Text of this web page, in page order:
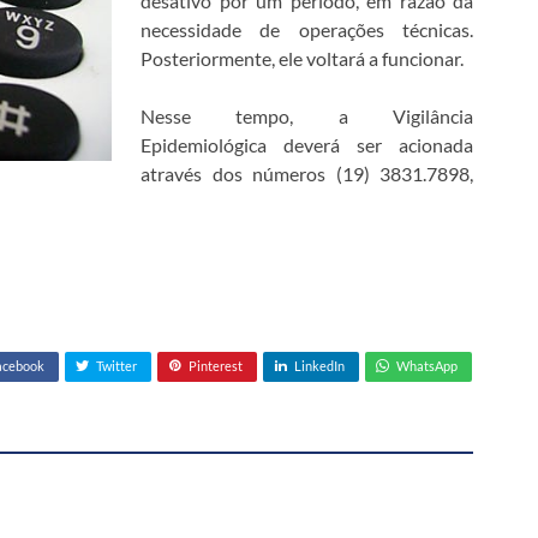
necessidade de operações técnicas.
Posteriormente, ele voltará a funcionar.
Nesse tempo, a Vigilância
Epidemiológica deverá ser acionada
através dos números (19) 3831.7898,
Twitter Pinterest LinkedIn WhatsApp